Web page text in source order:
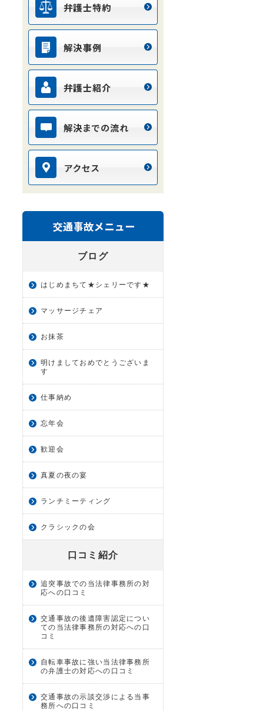
ブログ
はじめまちて★シェリーです★
マッサージチェア
お抹茶
明けましておめでとうございま
す
仕事納め
忘年会
歓迎会
真夏の夜の宴
ランチミーティング
クラシックの会
口コミ紹介
追突事故での当法律事務所の対
応への口コミ
交通事故の後遺障害認定につい
ての当法律事務所の対応への口
コミ
自転車事故に強い当法律事務所
の弁護士の対応への口コミ
交通事故の示談交渉による当事
務所への口コミ